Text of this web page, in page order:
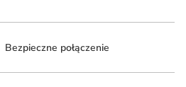
Bezpieczne połączenie